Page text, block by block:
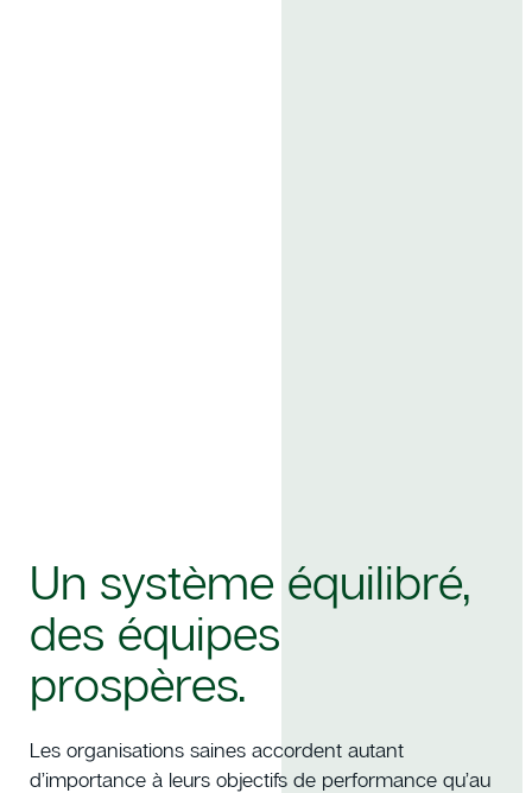
Un système équilibré,
des équipes
prospères.
Les organisations saines accordent autant
d’importance à leurs objectifs de performance qu’au